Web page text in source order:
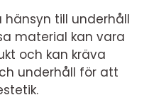
till underhåll
material kan vara
och kan kräva
underhåll för att